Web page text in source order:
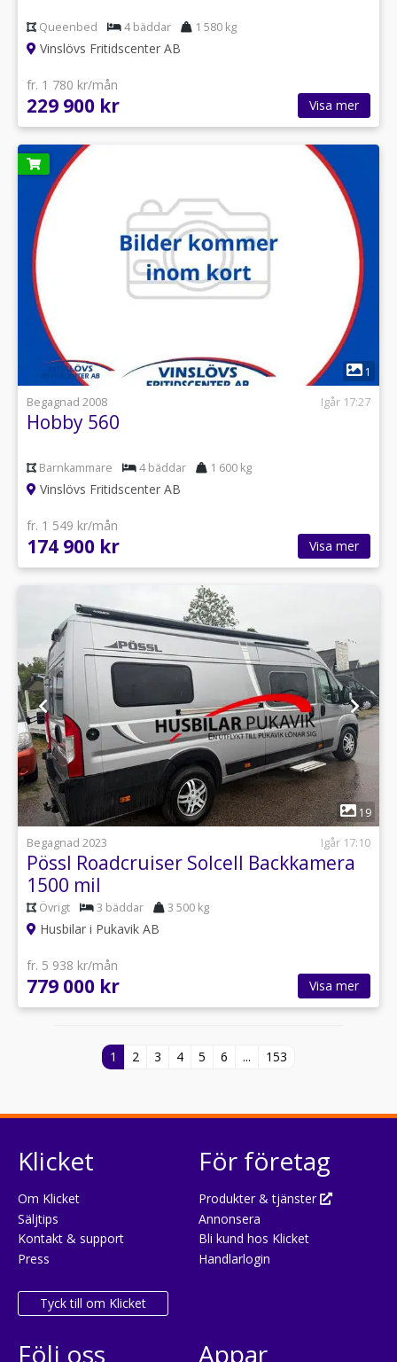
Queenbed 4 bäddar 1 580 kg
Vinslövs Fritidscenter AB
fr. 1 780 kr/mån
229 900 kr Visa mer
1
Begagnad 2008
Igår 17:27
Hobby 560
Barnkammare 4 bäddar 1 600 kg
Vinslövs Fritidscenter AB
fr. 1 549 kr/mån
174 900 kr Visa mer
1
19
Begagnad 2023
Igår 17:10
Pössl Roadcruiser Solcell Backkamera
1500 mil
Övrigt 3 bäddar 3 500 kg
Husbilar i Pukavik AB
fr. 5 938 kr/mån
779 000 kr Visa mer
1 2 3 4 5 6 ... 153
Klicket
Om Klicket
Säljtips
Kontakt & support
Press
Tyck till om Klicket
För företag
Produkter & tjänster
Annonsera
Bli kund hos Klicket
Handlarlogin
Följ oss Appar